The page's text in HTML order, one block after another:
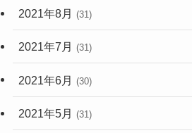
2021年8月 (31)
2021年7月 (31)
2021年6月 (30)
2021年5月 (31)